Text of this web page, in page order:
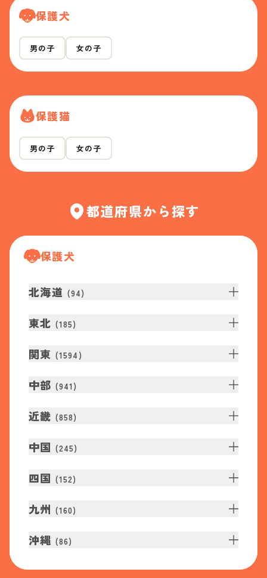
保護犬
男の子 女の子
保護猫
男の子 女の子
都道府県から探す
保護犬
北海道 (94)
東北 (185)
関東 (1594 )
中部 (941 )
近畿 (858)
中国 (245)
四国 (152)
九州 (160)
沖縄 (86)